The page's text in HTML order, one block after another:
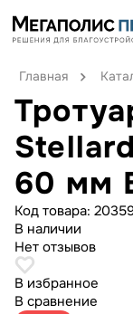
Главная
60 мм
Код товара:
В наличии
Нет отзывов
В избранное
В сравнение